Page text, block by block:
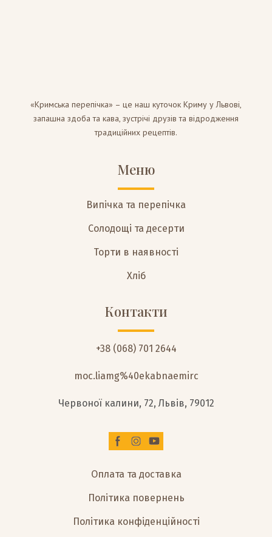
«Кримська перепічка» – це наш куточок Криму у Львові,
запашна здоба та кава, зустрічі друзів та відродження
традиційних рецептів.
Меню
Випічка та перепічка
Солодощі та десерти
Торти в наявності
Хліб
Контакти
+38 (068) 701 2644
moc.liamg%40ekabnaemirc
Червоної калини, 72, Львів, 79012
Оплата та доставка
Політика повернень
Політика конфіденційності